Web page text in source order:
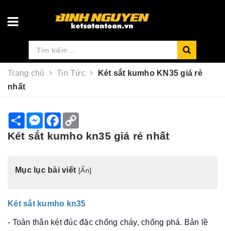
Trang chủ Tin Tức
Két sắt kumho KN35 giá rẻ
nhất
S
h
a
M
e
s
s
e
F
a
c
e
k
p
y
n
k
Két sắt kumho kn35 giá rẻ nhất
Mục lục bài viết [Ẩn]
Két sắt kumho kn35
- Toàn thân két đúc đặc chống cháy, chống phá. Bản lề